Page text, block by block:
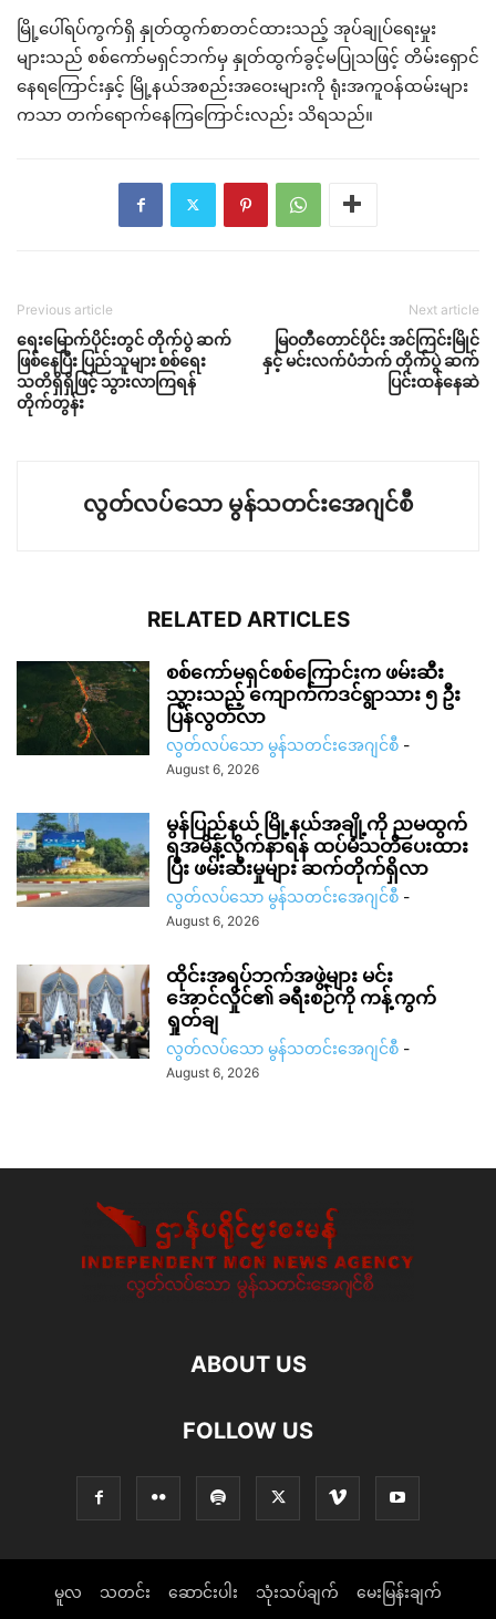
မြို့ပေါ်ရပ်ကွက်ရှိ နှုတ်ထွက်စာတင်ထားသည့် အုပ်ချုပ်ရေးမှုး
များသည် စစ်ကော်မရှင်ဘက်မှ နှုတ်ထွက်ခွင့်မပြုသဖြင့် တိမ်းရှောင်
နေရကြောင်းနှင့် မြို့နယ်အစည်းအဝေးများကို ရုံးအကူဝန်ထမ်းများ
ကသာ တက်ရောက်နေကြကြောင်းလည်း သိရသည်။
Previous article
ရေးမြောက်ပိုင်းတွင် တိုက်ပွဲ ဆက်
ဖြစ်နေပြီး ပြည်သူများ စစ်ရေး
သတိရှိရှိဖြင့် သွားလာကြရန်
တိုက်တွန်း
Next article
မြဝတီတောင်ပိုင်း အင်ကြင်းမြိုင်
နှင့် မင်းလက်ပံဘက် တိုက်ပွဲ ဆက်
ပြင်းထန်နေဆဲ
လွတ်လပ်သော မွန်သတင်းအေဂျင်စီ
RELATED ARTICLES
စစ်ကော်မရှင်စစ်ကြောင်းက ဖမ်းဆီး
သွားသည့် ကျောက်ကဒင်ရွာသား ၅ ဦး
ပြန်လွတ်လာ
လွတ်လပ်သော မွန်သတင်းအေဂျင်စီ -
August 6, 2026
မွန်ပြည်နယ် မြို့နယ်အချို့ကို ညမထွက်
ရအမိန့်လိုက်နာရန် ထပ်မံသတိပေးထား
ပြီး ဖမ်းဆီးမှုများ ဆက်တိုက်ရှိလာ
လွတ်လပ်သော မွန်သတင်းအေဂျင်စီ -
August 6, 2026
ထိုင်းအရပ်ဘက်အဖွဲ့များ မင်း
အောင်လှိုင်၏ ခရီးစဉ်ကို ကန့်ကွက်
ရှုတ်ချ
လွတ်လပ်သော မွန်သတင်းအေဂျင်စီ -
August 6, 2026
ABOUT US
FOLLOW US
မူလ သတင်း ဆောင်းပါး သုံးသပ်ချက် မေးမြန်းချက်